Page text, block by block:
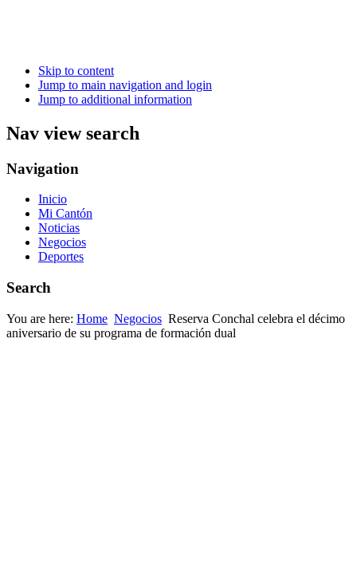
Skip to content
Jump to main navigation and login
Jump to additional information
Nav view search
Navigation
Inicio
Mi Cantón
Noticias
Negocios
Deportes
Search
You are here: Home Negocios Reserva Conchal celebra el décimo
aniversario de su programa de formación dual